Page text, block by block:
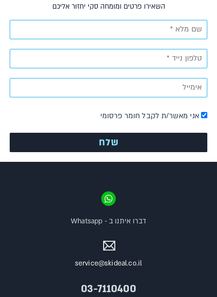
השאירו פרטים ומומחה סקי יחזור אליכם
אני מאשר/ת לקבל חומר פרסומי
service@skideal.co.il
03-7110400
דברו איתנו ב - Whatsapp